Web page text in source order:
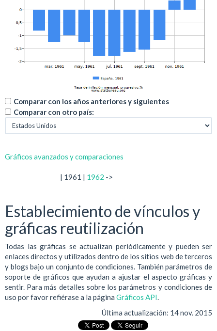
Comparar con los años anteriores y siguientes
Comparar con otro país:
Gráficos avanzados y comparaciones
| 1961 | 1962 ->
Establecimiento de vínculos y
gráficas reutilización
Todas las gráficas se actualizan periódicamente y pueden ser
enlaces directos y utilizados dentro de los sitios web de terceros
y blogs bajo un conjunto de condiciones. También parámetros de
soporte de gráficos que ayudan a ajustar el aspecto gráficas y
sentir. Para más detalles sobre los parámetros y condiciones de
uso por favor refiérase a la página Gráficos API.
Última actualización: 14 nov. 2015